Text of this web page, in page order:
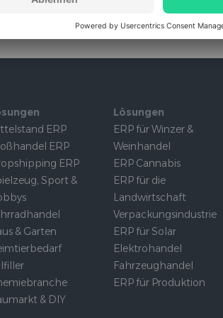
ERP
ERP
ERP
Sport &
& Garten
& DIY
Lösungen
ERP für Winzer &
Weinhandel
ERP Cannabis
ERP für die
Landwirtschaft
Verpackungsindustrie
ERP für Solar
Elektrohandel
Fahrzeughandel
ERP für Produktion